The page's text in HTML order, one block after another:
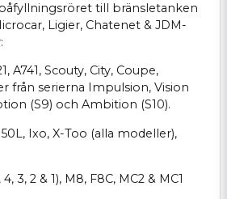
till bränsletanken
Ligier, Chatenet & JDM-
A741, Scouty, City, Coupe,
från serierna Impulsion, Vision
(S9) och Ambition (S10).
Ixo, X-Too (alla modeller),
3, 2 & 1), M8, F8C, MC2 & MC1